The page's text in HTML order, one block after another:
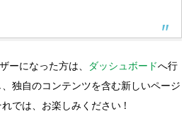
ーになった方は、 ダッシュボードへ行
独自のコンテンツを含む新しいページ
では、お楽しみください !